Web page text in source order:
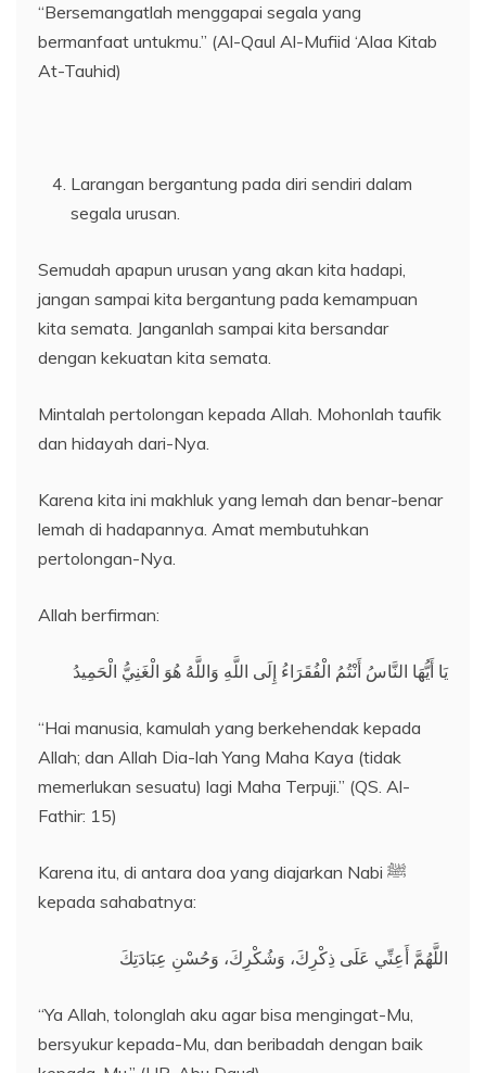
“Bersemangatlah menggapai segala yang
bermanfaat untukmu.” (Al-Qaul Al-Mufiid ‘Alaa Kitab
At-Tauhid)
Larangan bergantung pada diri sendiri dalam
segala urusan.
Semudah apapun urusan yang akan kita hadapi,
jangan sampai kita bergantung pada kemampuan
kita semata. Janganlah sampai kita bersandar
dengan kekuatan kita semata.
Mintalah pertolongan kepada Allah. Mohonlah taufik
dan hidayah dari-Nya.
Karena kita ini makhluk yang lemah dan benar-benar
lemah di hadapannya. Amat membutuhkan
pertolongan-Nya.
Allah berfirman:
يَا أَيُّهَا النَّاسُ أَنْتُمُ الْفُقَرَاءُ إِلَى اللَّهِ وَاللَّهُ هُوَ الْغَنِيُّ الْحَمِيدُ
“Hai manusia, kamulah yang berkehendak kepada
Allah; dan Allah Dia-lah Yang Maha Kaya (tidak
memerlukan sesuatu) lagi Maha Terpuji.” (QS. Al-
Fathir: 15)
Karena itu, di antara doa yang diajarkan Nabi ﷺ
kepada sahabatnya:
اللَّهُمَّ أَعِنِّي عَلَى ذِكْرِكَ، وَشُكْرِكَ، وَحُسْنِ عِبَادَتِكَ
“Ya Allah, tolonglah aku agar bisa mengingat-Mu,
bersyukur kepada-Mu, dan beribadah dengan baik